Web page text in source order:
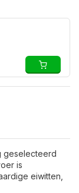
geselecteerd
is
eiwitten,